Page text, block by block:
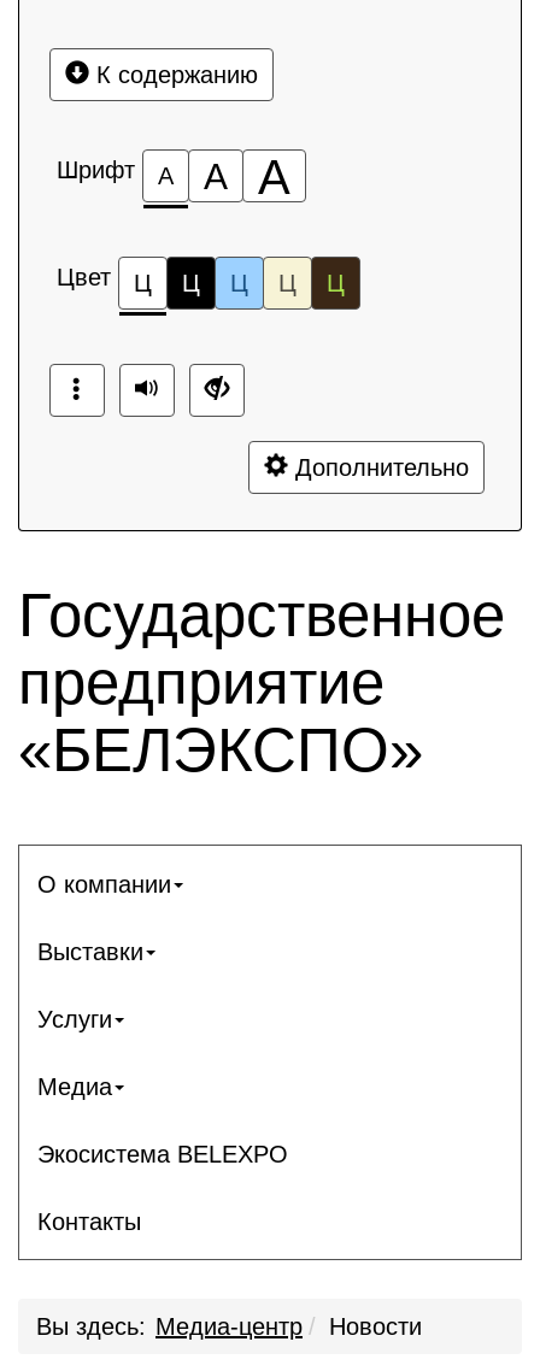
К содержанию
Шрифт А А А
Цвет Ц Ц Ц Ц Ц
Дополнительно
Государственное
предприятие
«БЕЛЭКСПО»
О компании
Выставки
Услуги
Медиа
Экосистема BELEXPO
Контакты
Вы здесь: Медиа-центр Новости